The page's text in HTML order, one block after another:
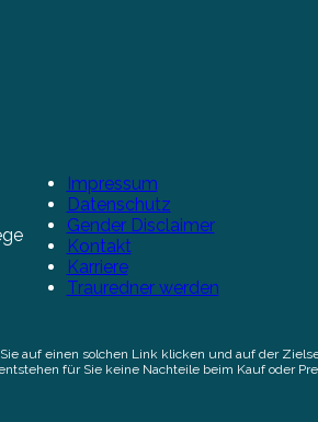
Impressum
Datenschutz
Gender Disclaimer
Kontakt
Karriere
Trauredner werden
auf einen solchen Link klicken und auf der
für Sie keine Nachteile beim Kauf oder